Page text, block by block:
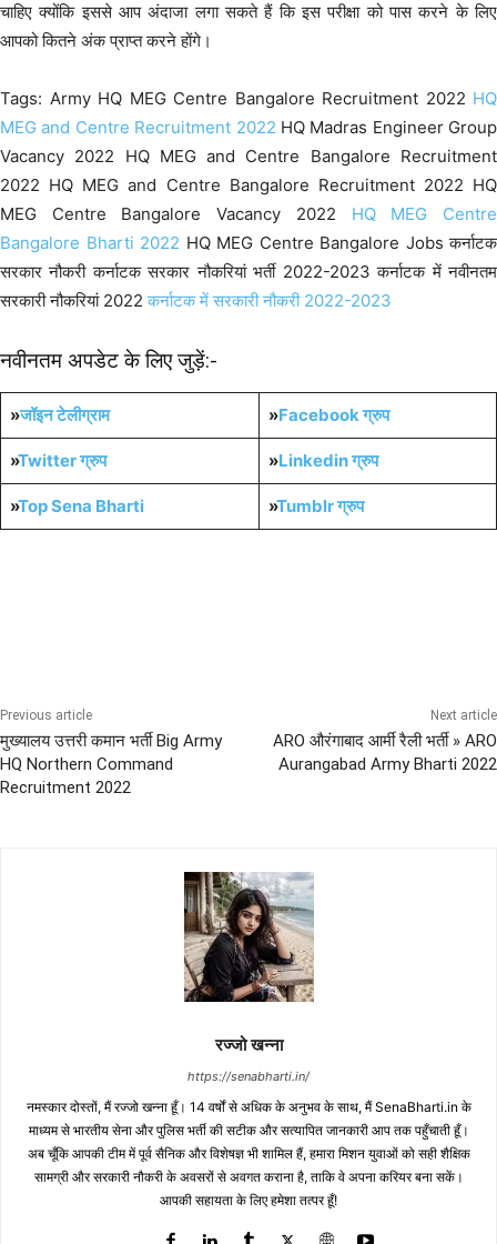
चाहिए क्योंकि इससे आप अंदाजा लगा सकते हैं कि इस परीक्षा को पास करने के लिए
आपको कितने अंक प्राप्त करने होंगे।
Tags: Army HQ MEG Centre Bangalore Recruitment 2022 HQ
MEG and Centre Recruitment 2022 HQ Madras Engineer Group
Vacancy 2022 HQ MEG and Centre Bangalore Recruitment
2022 HQ MEG and Centre Bangalore Recruitment 2022 HQ
MEG Centre Bangalore Vacancy 2022 HQ MEG Centre
Bangalore Bharti 2022 HQ MEG Centre Bangalore Jobs कर्नाटक
सरकार नौकरी कर्नाटक सरकार नौकरियां भर्ती 2022-2023 कर्नाटक में नवीनतम
सरकारी नौकरियां 2022कर्नाटक में सरकारी नौकरी 2022-2023
नवीनतम अपडेट के लिए जुड़ें:-
»जॉइन टेलीग्राम »Facebook ग्रुप
»Twitter ग्रुप »Linkedin ग्रुप
»Top Sena Bharti »Tumblrग्रुप
Previous article
मुख्यालय उत्तरी कमान भर्ती Big Army
HQ Northern Command
Recruitment 2022
Next article
ARO औरंगाबाद आर्मी रैली भर्ती » ARO
Aurangabad Army Bharti 2022
रज्जो खन्ना
https://senabharti.in/
नमस्कार दोस्तों, मैं रज्जो खन्ना हूँ। 14 वर्षों से अधिक के अनुभव के साथ, मैं SenaBharti.in के
माध्यम से भारतीय सेना और पुलिस भर्ती की सटीक और सत्यापित जानकारी आप तक पहुँचाती हूँ।
अब चूँकि आपकी टीम में पूर्व सैनिक और विशेषज्ञ भी शामिल हैं, हमारा मिशन युवाओं को सही शैक्षिक
सामग्री और सरकारी नौकरी के अवसरों से अवगत कराना है, ताकि वे अपना करियर बना सकें।
आपकी सहायता के लिए हमेशा तत्पर हूँ!